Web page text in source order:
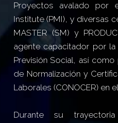
Proyectos avalado por
Institute (PMI), y diversas
MASTER (SM) y
agente capacitador por
Previsión Social, así
de Normalización y
Laborales (CONOCER) en
Durante su